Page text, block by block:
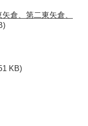
倉、第二東矢倉、
KB)